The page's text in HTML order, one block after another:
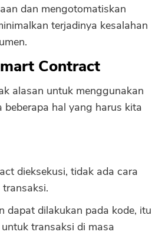
dan mengotomatiskan
terjadinya kesalahan
Contract
alasan untuk menggunakan
beberapa hal yang harus kita
dieksekusi, tidak ada cara
dapat dilakukan pada kode, itu
transaksi di masa